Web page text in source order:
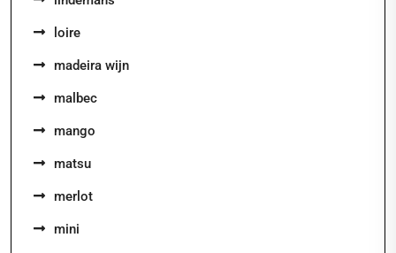
loire
madeira wijn
malbec
mango
matsu
merlot
mini